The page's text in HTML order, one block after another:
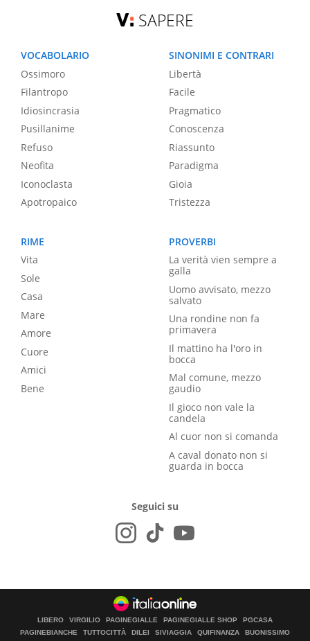
SAPERE
VOCABOLARIO
Ossimoro
Filantropo
Idiosincrasia
Pusillanime
Refuso
Neofita
Iconoclasta
Apotropaico
SINONIMI E CONTRARI
Libertà
Facile
Pragmatico
Conoscenza
Riassunto
Paradigma
Gioia
Tristezza
RIME
Vita
Sole
Casa
Mare
Amore
Cuore
Amici
Bene
PROVERBI
La verità vien sempre a
galla
Uomo avvisato, mezzo
salvato
Una rondine non fa
primavera
Il mattino ha l'oro in
bocca
Mal comune, mezzo
gaudio
Il gioco non vale la
candela
Al cuor non si comanda
A caval donato non si
guarda in bocca
Seguici su
LIBERO VIRGILIO PAGINEGIALLE PAGINEGIALLE SHOP
PGCASA
PAGINEBIANCHE
TUTTOCITTÀ DILEI SIVIAGGIA QUIFINANZA BUONISSIMO